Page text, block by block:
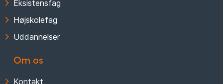
Eksistensfag
Højskolefag
Uddannelser
Om os
Kontakt